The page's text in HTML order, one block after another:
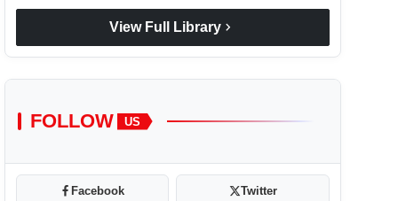
View Full Library chevron_right
FOLLOW US
Facebook Twitter